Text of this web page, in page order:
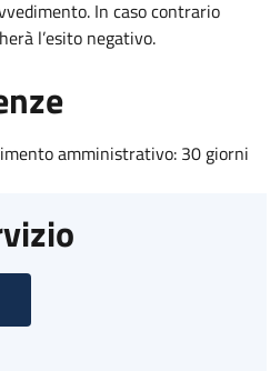
In caso contrario
l’esito negativo.
amministrativo: 30 giorni